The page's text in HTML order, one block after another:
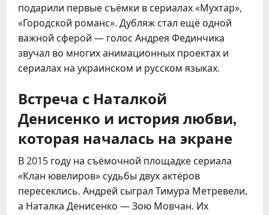
подарили первые съёмки в сериалах «Мухтар»,
«Городской романс». Дубляж стал ещё одной
важной сферой — голос Андрея Фединчика
звучал во многих анимационных проектах и
сериалах на украинском и русском языках.
Встреча с Наталкой
Денисенко и история любви,
которая началась на экране
В 2015 году на съёмочной площадке сериала
«Клан ювелиров» судьбы двух актёров
пересеклись. Андрей сыграл Тимура Метревели,
а Наталка Денисенко — Зою Мовчан. Их